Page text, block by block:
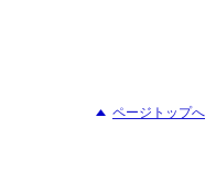
ページトップへ